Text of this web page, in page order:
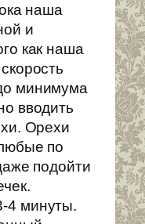
наша
и
как наша
минимума
вводить
Орехи
по
подойти
4 минуты.